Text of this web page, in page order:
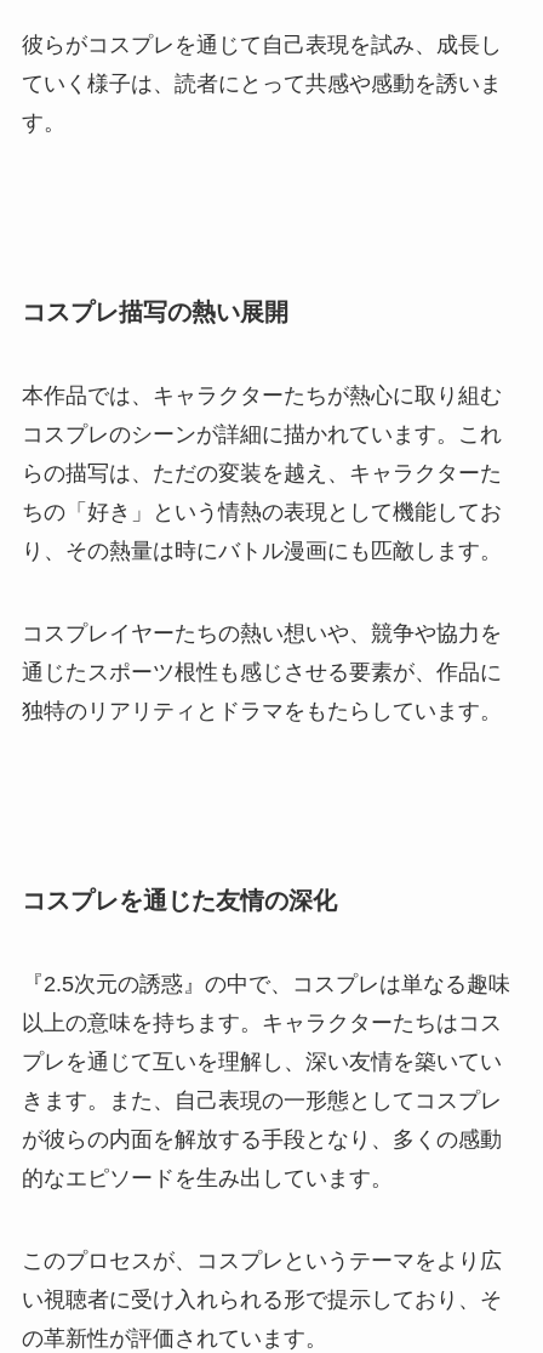
彼らがコスプレを通じて自己表現を試み、成長し
ていく様子は、読者にとって共感や感動を誘いま
す。
コスプレ描写の熱い展開
本作品では、キャラクターたちが熱心に取り組む
コスプレのシーンが詳細に描かれています。これ
らの描写は、ただの変装を越え、キャラクターた
ちの「好き」という情熱の表現として機能してお
り、その熱量は時にバトル漫画にも匹敵します。
コスプレイヤーたちの熱い想いや、競争や協力を
通じたスポーツ根性も感じさせる要素が、作品に
独特のリアリティとドラマをもたらしています。
コスプレを通じた友情の深化
『2.5次元の誘惑』の中で、コスプレは単なる趣味
以上の意味を持ちます。キャラクターたちはコス
プレを通じて互いを理解し、深い友情を築いてい
きます。また、自己表現の一形態としてコスプレ
が彼らの内面を解放する手段となり、多くの感動
的なエピソードを生み出しています。
このプロセスが、コスプレというテーマをより広
い視聴者に受け入れられる形で提示しており、そ
の革新性が評価されています。